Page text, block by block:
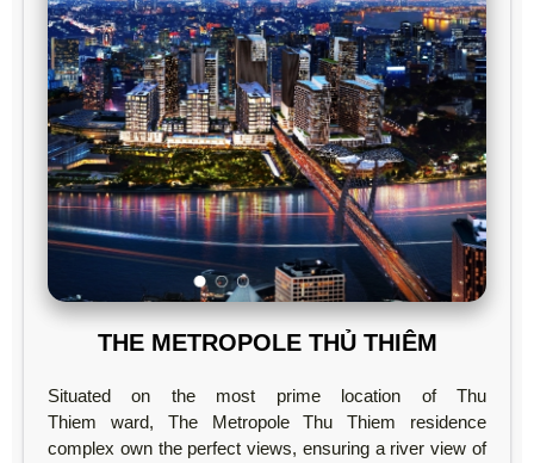
THE METROPOLE THỦ THIÊM
Situated on the most prime location of Thu
Thiem ward, The Metropole Thu Thiem residence
complex own the perfect views, ensuring a river view of